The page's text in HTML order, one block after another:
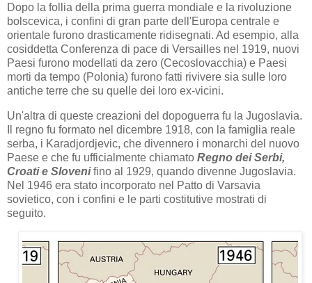
Dopo la follia della prima guerra mondiale e la rivoluzione
bolscevica, i confini di gran parte dell'Europa centrale e
orientale furono drasticamente ridisegnati. Ad esempio, alla
cosiddetta Conferenza di pace di Versailles nel 1919, nuovi
Paesi furono modellati da zero (Cecoslovacchia) e Paesi
morti da tempo (Polonia) furono fatti rivivere sia sulle loro
antiche terre che su quelle dei loro ex-vicini.
Un'altra di queste creazioni del dopoguerra fu la Jugoslavia.
Il regno fu formato nel dicembre 1918, con la famiglia reale
serba, i Karadjordjevic, che divennero i monarchi del nuovo
Paese e che fu ufficialmente chiamato Regno dei Serbi,
Croati e Slovenifino al 1929, quando divenne Jugoslavia.
Nel 1946 era stato incorporato nel Patto di Varsavia
sovietico, con i confini e le parti costitutive mostrati di
seguito.